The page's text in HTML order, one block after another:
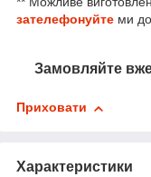
зателефонуйте ми
Замовляйте
Приховати
Характеристики